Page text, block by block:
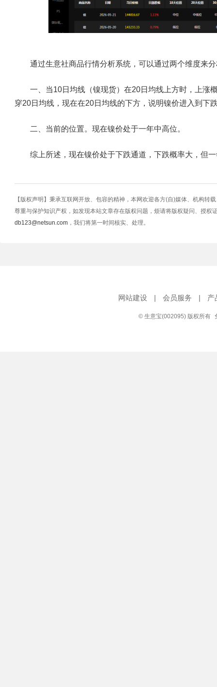
通过生意社商品行情分析系统，可以通过两个维度来
一、当10日均线（镍现货）在20日均线上方时，上涨
穿20日均线，现在在20日均线的下方，说明镍价进入到下
二、当前的位置。现在镍价处于一年中高位。
综上所述，现在镍价处于下跌通道，下跌概率大，但一
【版权声明】秉承互联网开放、包容的精神，本网欢迎各方(自)媒体、机构转
尊重与保护知识产权，如发现本站文章存在版权问题，烦请将版权疑问、授权
db123@netsun.com ，我们将第一时间核实、处理。
网站建设 | 会员服务 | 产
© 生意宝(002095) 版权所有